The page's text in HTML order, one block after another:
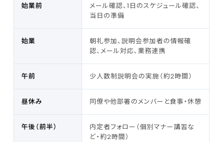
始業前
メール確認、1日のスケジュール確認、
当日の準備
始業
朝礼参加、説明会参加者の情報確
認、メール対応、業務連携
午前 少人数制説明会の実施（約2時間）
昼休み 同僚や他部署のメンバーと食事・休憩
午後（前半）
内定者フォロー（個別マナー講習な
ど・約2時間）